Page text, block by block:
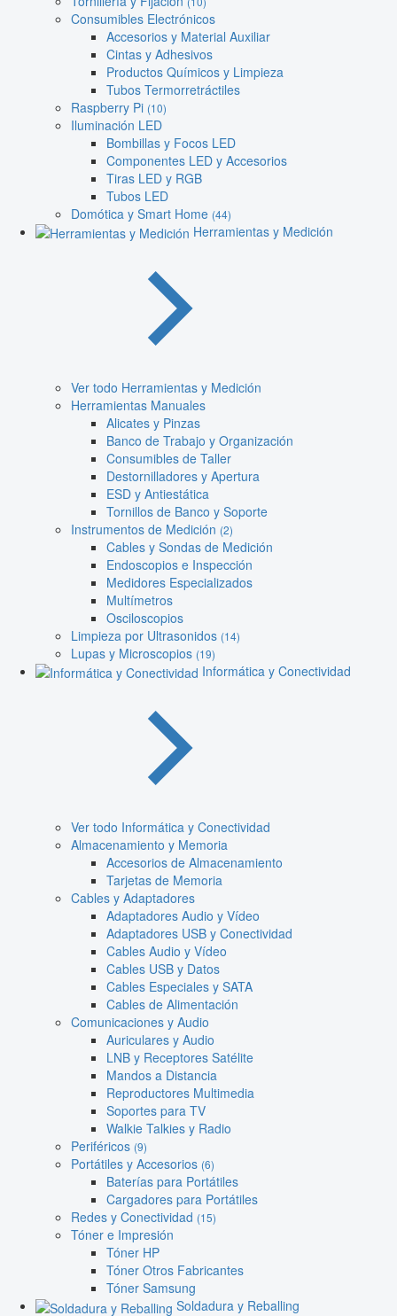
Consumibles Electrónicos
Accesorios y Material Auxiliar
Cintas y Adhesivos
Productos Químicos y Limpieza
Tubos Termorretráctiles
Raspberry Pi (10)
Iluminación LED
Bombillas y Focos LED
Componentes LED y Accesorios
Tiras LED y RGB
Tubos LED
Domótica y Smart Home (44)
Herramientas y Medición
Ver todo Herramientas y Medición
Herramientas Manuales
Alicates y Pinzas
Banco de Trabajo y Organización
Consumibles de Taller
Destornilladores y Apertura
ESD y Antiestática
Tornillos de Banco y Soporte
Instrumentos de Medición (2)
Cables y Sondas de Medición
Endoscopios e Inspección
Medidores Especializados
Multímetros
Osciloscopios
Limpieza por Ultrasonidos (14)
Lupas y Microscopios (19)
Informática y Conectividad
Ver todo Informática y Conectividad
Almacenamiento y Memoria
Accesorios de Almacenamiento
Tarjetas de Memoria
Cables y Adaptadores
Adaptadores Audio y Vídeo
Adaptadores USB y Conectividad
Cables Audio y Vídeo
Cables USB y Datos
Cables Especiales y SATA
Cables de Alimentación
Comunicaciones y Audio
Auriculares y Audio
LNB y Receptores Satélite
Mandos a Distancia
Reproductores Multimedia
Soportes para TV
Walkie Talkies y Radio
Periféricos (9)
Portátiles y Accesorios (6)
Baterías para Portátiles
Cargadores para Portátiles
Redes y Conectividad (15)
Tóner e Impresión
Tóner HP
Tóner Otros Fabricantes
Tóner Samsung
Soldadura y Reballing